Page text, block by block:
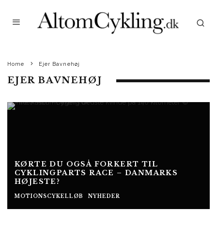
Home Ejer Bavnehøj
EJER BAVNEHØJ
KØRTE DU OGSÅ FORKERT TIL
CYKLINGPARTS RACE – DANMARKS
HØJESTE?
MOTIONSCYKELLØB NYHEDER